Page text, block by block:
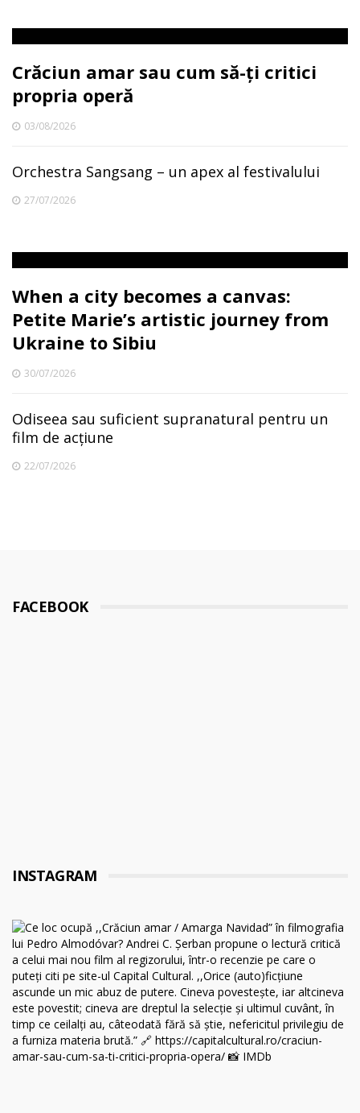
Crăciun amar sau cum să-ți critici
propria operă
03/08/2026
Orchestra Sangsang – un apex al festivalului
27/07/2026
When a city becomes a canvas:
Petite Marie’s artistic journey from
Ukraine to Sibiu
30/07/2026
Odiseea sau suficient supranatural pentru un
film de acțiune
22/07/2026
FACEBOOK
INSTAGRAM